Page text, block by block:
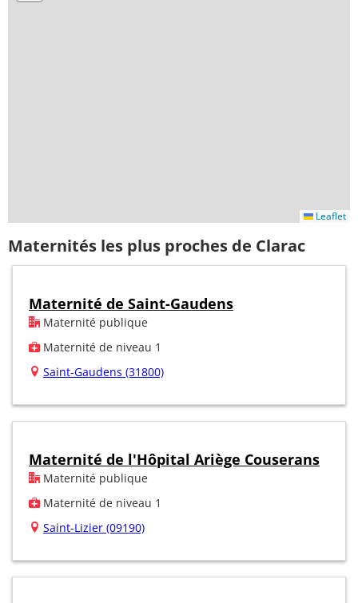
Leaflet
Maternités les plus proches de Clarac
Maternité de Saint-Gaudens
Maternité publique
Maternité de niveau 1
Saint-Gaudens (31800)
Maternité de l'Hôpital Ariège Couserans
Maternité publique
Maternité de niveau 1
Saint-Lizier (09190)